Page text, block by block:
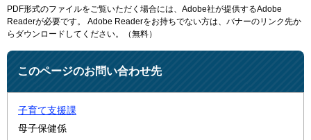
PDF形式のファイルをご覧いただく場合には、Adobe社が提供するAdobe
Readerが必要です。
Adobe Readerをお持ちでない方は、バナーのリンク先か
らダウンロードしてください。（無料）
このページのお問い合わせ先
子育て支援課
母子保健係